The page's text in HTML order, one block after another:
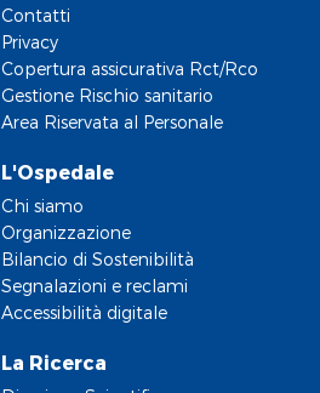
Contatti
Privacy
Copertura assicurativa Rct/Rco
Gestione Rischio sanitario
Area Riservata al Personale
L'Ospedale
Chi siamo
Organizzazione
Bilancio di Sostenibilità
Segnalazioni e reclami
Accessibilità digitale
La Ricerca